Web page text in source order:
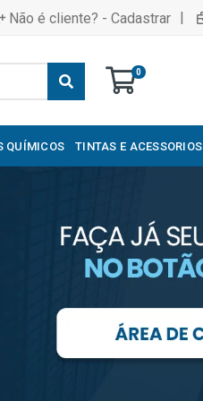
Não é cliente? - Cadastrar |
0
QUÍMICOS TINTAS E ACESSORIOS